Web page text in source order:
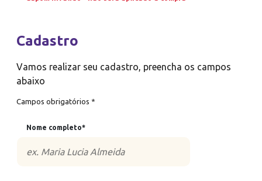
Cadastro
Vamos realizar seu cadastro, preencha os campos
abaixo
Campos obrigatórios *
Nome completo*